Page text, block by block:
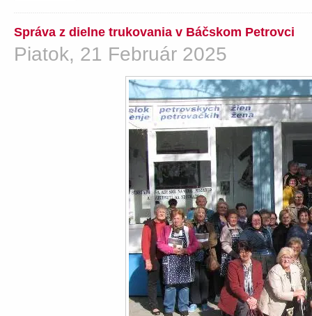
Správa z dielne trukovania v Báčskom Petrovci
Piatok, 21 Február 2025